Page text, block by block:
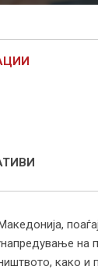
на
како и